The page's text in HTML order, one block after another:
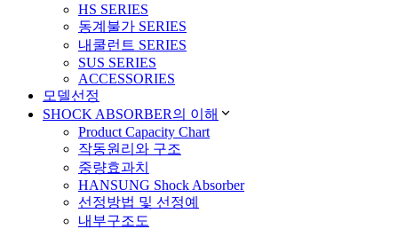
HS SERIES
동계불가 SERIES
내쿨런트 SERIES
SUS SERIES
ACCESSORIES
모델선정
SHOCK ABSORBER의 이해
Product Capacity Chart
작동원리와 구조
중량효과치
HANSUNG Shock Absorber
선정방법 및 선정예
내부구조도